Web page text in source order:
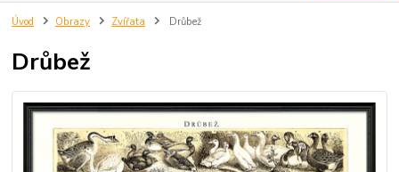
Úvod Obrazy Zvířata Drůbež
Drůbež